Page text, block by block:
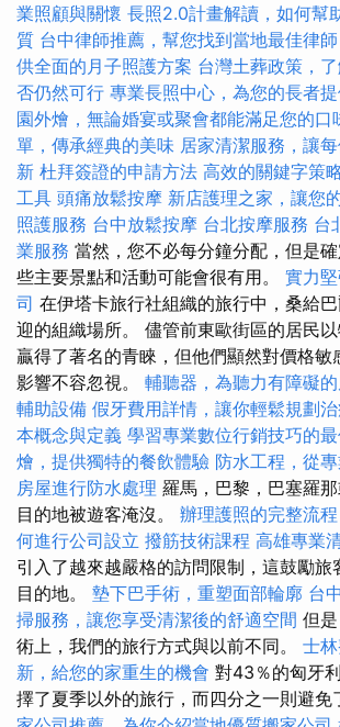
業照顧與關懷 長照2.0計畫解讀，如何幫
質 台中律師推薦，幫您找到當地最佳律師
供全面的月子照護方案 台灣土葬政策，
否仍然可行 專業長照中心，為您的長者
園外燴，無論婚宴或聚會都能滿足您的口
單，傳承經典的美味 居家清潔服務，讓
新 杜拜簽證的申請方法 高效的關鍵字策
工具 頭痛放鬆按摩 新店護理之家，讓您
照護服務 台中放鬆按摩 台北按摩服務 台
業服務 當然，您不必每分鐘分配，但是
些主要景點和活動可能會很有用。 實力
司 在伊塔卡旅行社組織的旅行中，桑給
迎的組織場所。 儘管前東歐街區的居民
贏得了著名的青睞，但他們顯然對價格敏
影響不容忽視。 輔聽器，為聽力有障礙
輔助設備 假牙費用詳情，讓你輕鬆規劃
本概念與定義 學習專業數位行銷技巧的
燴，提供獨特的餐飲體驗 防水工程，從
房屋進行防水處理 羅馬，巴黎，巴塞羅
目的地被遊客淹沒。 辦理護照的完整流
何進行公司設立 撥筋技術課程 高雄專業
引入了越來越嚴格的訪問限制，這鼓勵旅
目的地。 墊下巴手術，重塑面部輪廓 台
掃服務，讓您享受清潔後的舒適空間 但
術上，我們的旅行方式與以前不同。 士
新，給您的家重生的機會 對43％的匈牙
擇了夏季以外的旅行，而四分之一則避免